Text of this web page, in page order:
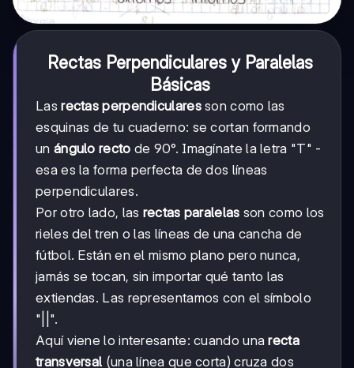
Rectas Perpendiculares y Paralelas
Básicas
Lasrectas perpendicularesson como las
esquinas de tu cuaderno: se cortan formando
un ángulo recto de 90°. Imagínate la letra "T" -
esa es la forma perfecta de dos líneas
perpendiculares.
Por otro lado, las rectas paralelas son como los
rieles del tren o las líneas de una cancha de
fútbol. Están en el mismo plano pero nunca,
jamás se tocan, sin importar qué tanto las
extiendas. Las representamos con el símbolo
"||".
Aquí viene lo interesante: cuando unarecta
transversal (una línea que corta) cruza dos